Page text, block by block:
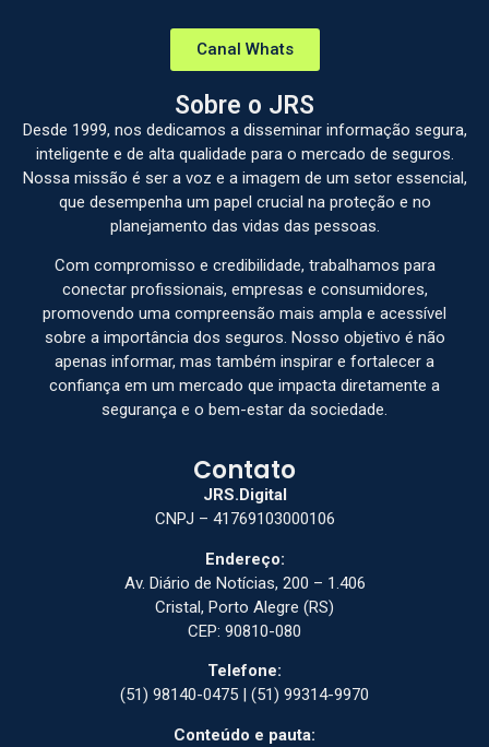
Canal Whats
Sobre o JRS
Desde 1999, nos dedicamos a disseminar informação segura,
inteligente e de alta qualidade para o mercado de seguros.
Nossa missão é ser a voz e a imagem de um setor essencial,
que desempenha um papel crucial na proteção e no
planejamento das vidas das pessoas.
Com compromisso e credibilidade, trabalhamos para
conectar profissionais, empresas e consumidores,
promovendo uma compreensão mais ampla e acessível
sobre a importância dos seguros. Nosso objetivo é não
apenas informar, mas também inspirar e fortalecer a
confiança em um mercado que impacta diretamente a
segurança e o bem-estar da sociedade.
Contato
JRS.Digital
CNPJ – 41769103000106
Endereço:
Av. Diário de Notícias, 200 – 1.406
Cristal, Porto Alegre (RS)
CEP: 90810-080
Telefone:
(51) 98140-0475 | (51) 99314-9970
Conteúdo e pauta: